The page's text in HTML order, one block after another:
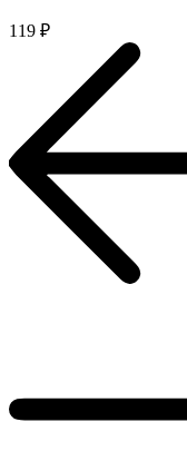
119 ₽